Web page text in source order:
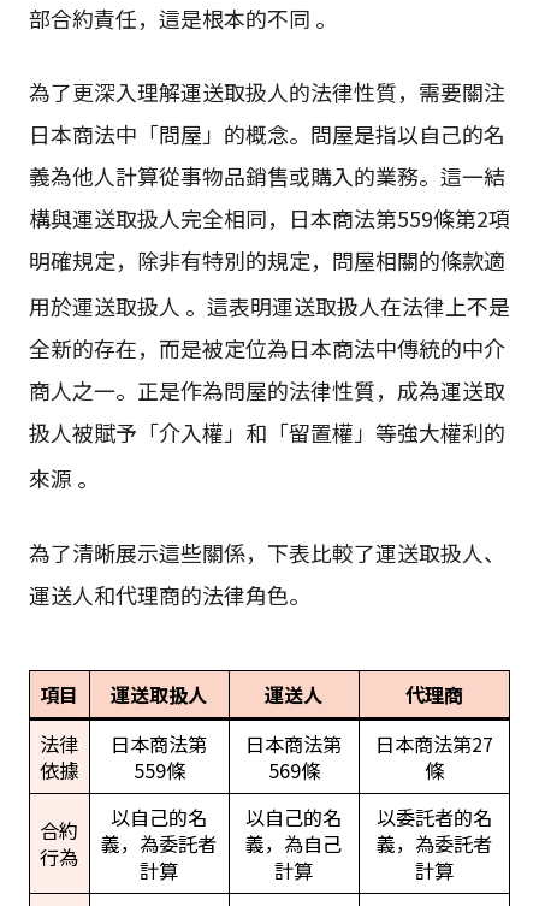
部合約責任，這是根本的不同 。
為了更深入理解運送取扱人的法律性質，需要關注
日本商法中「問屋」的概念。問屋是指以自己的名
義為他人計算從事物品銷售或購入的業務。這一結
構與運送取扱人完全相同，日本商法第559條第2項
明確規定，除非有特別的規定，問屋相關的條款適
用於運送取扱人 。這表明運送取扱人在法律上不是
全新的存在，而是被定位為日本商法中傳統的中介
商人之一。正是作為問屋的法律性質，成為運送取
扱人被賦予「介入權」和「留置權」等強大權利的
來源 。
為了清晰展示這些關係，下表比較了運送取扱人、
運送人和代理商的法律角色。
項目 運送取扱人 運送人
代理商
法律
依據
日本商法第
559條
日本商法第
569條
日本商法第27
條
合約
行為
以自己的名
義，為委託者
計算
以自己的名
義，為自己
計算
以委託者的名
義，為委託者
計算